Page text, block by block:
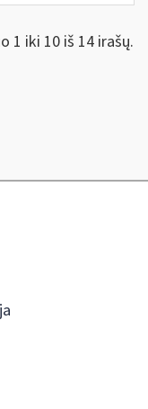
1 iki 10 iš 14 irašų.